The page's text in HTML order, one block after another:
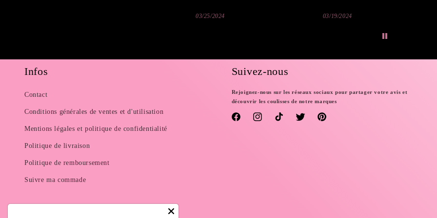
03/25/2024 03/19/2024
Infos
Contact
Conditions générales de ventes et d'utilisation
Mentions légales et politique de confidentialité
Politique de livraison
Politique de remboursement
Suivre ma commade
Suivez-nous
Rejoignez-nous sur les réseaux sociaux pour partager votre avis et
découvrir les coulisses de notre marques
FacebookInstagramTikTok Twitter Pinterest